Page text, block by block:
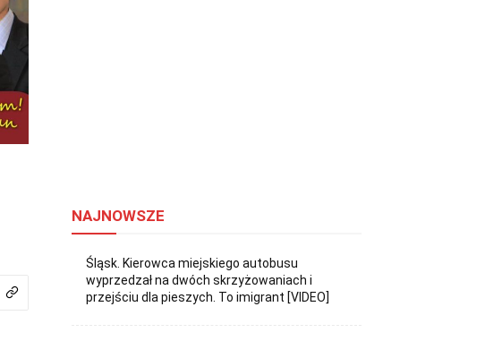
NAJNOWSZE
Śląsk. Kierowca miejskiego autobusu
wyprzedzał na dwóch skrzyżowaniach i
przejściu dla pieszych. To imigrant [VIDEO]